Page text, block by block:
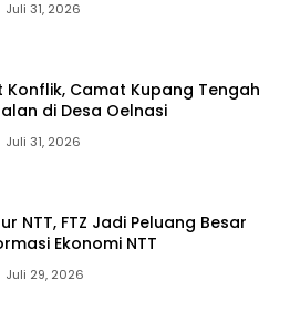
Juli 31, 2026
Konflik, Camat Kupang Tengah
di Desa Oelnasi
Juli 31, 2026
NTT, FTZ Jadi Peluang Besar
Ekonomi NTT
Juli 29, 2026